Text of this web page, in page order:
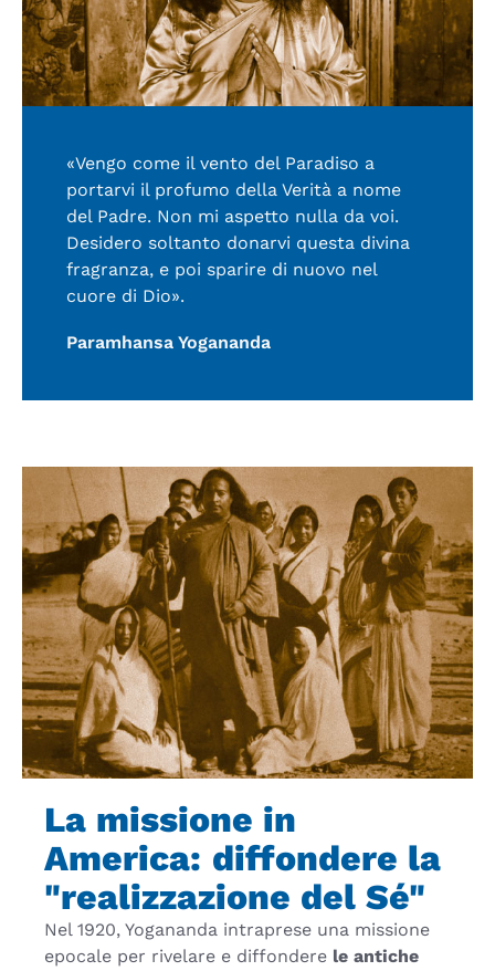
«Vengo come il vento del Paradiso a
portarvi il profumo della Verità a nome
del Padre. Non mi aspetto nulla da voi.
Desidero soltanto donarvi questa divina
fragranza, e poi sparire di nuovo nel
cuore di Dio».
Paramhansa Yogananda
La missione in
America: diffondere la
"realizzazione del Sé"
Nel 1920, Yogananda intraprese una missione
epocale per rivelare e diffondere le antiche